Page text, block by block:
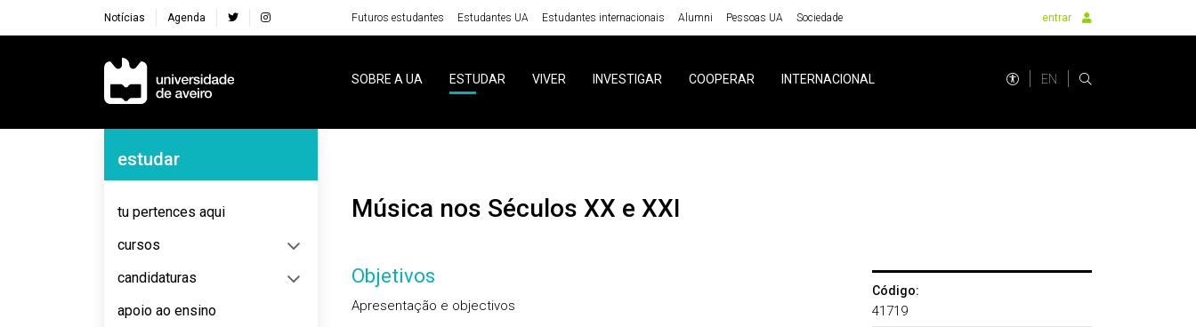
Notícias Agenda Futuros estudantes Estudantes UA Estudantes internacionais Alumni Pessoas UA Sociedade entrar
Navegação Principal
SOBRE A UA ESTUDAR VIVER INVESTIGAR COOPERAR INTERNACIONAL EN
Navegação Lateral
estudar
tu pertences aqui
cursos
candidaturas
apoio ao ensino
Música nos Séculos XX e XXI
Objetivos
Apresentação e objectivos
Código:
41719